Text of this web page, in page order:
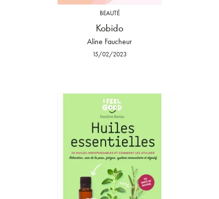
BEAUTÉ
Kobido
Aline Faucheur
15/02/2023